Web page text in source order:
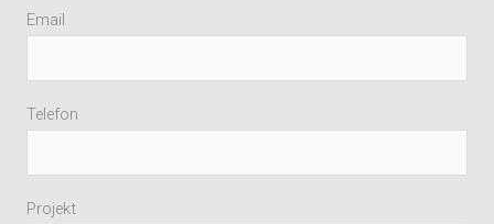
Email
Telefon
Projekt